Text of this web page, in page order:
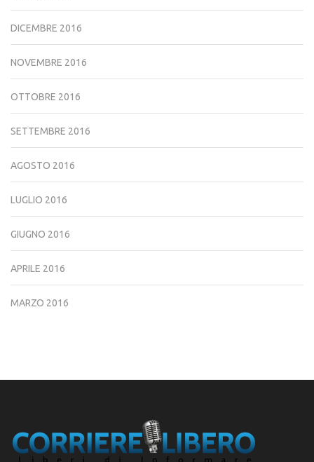
DICEMBRE 2016
NOVEMBRE 2016
OTTOBRE 2016
SETTEMBRE 2016
AGOSTO 2016
LUGLIO 2016
GIUGNO 2016
APRILE 2016
MARZO 2016